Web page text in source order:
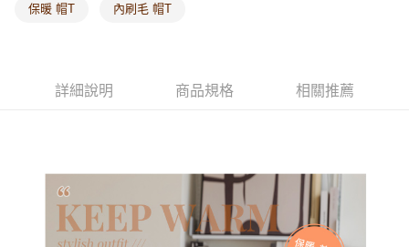
保暖 帽T 內刷毛 帽T
詳細說明 商品規格 相關推薦